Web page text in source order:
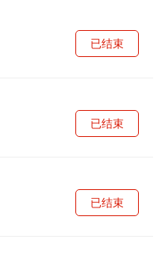
已结束
已结束
已结束